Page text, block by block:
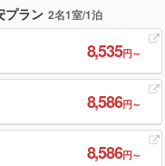
プラン 2名1室/1泊
8,535円～
8,586円～
8,586円～